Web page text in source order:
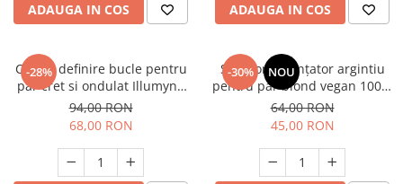
ADAUGA IN COS ADAUGA IN COS
-28%
Cremă definire bucle pentru
par cret si ondulat Illumyno
300 ml
94,00 RON
68,00 RON
-30% NOU
Șampon nuanțator argintiu
pentru păr blond vegan 100%
natural 250 ml
64,00 RON
45,00 RON